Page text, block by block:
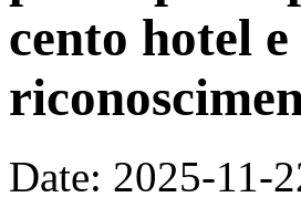
cento hotel
Date: 2025-11-